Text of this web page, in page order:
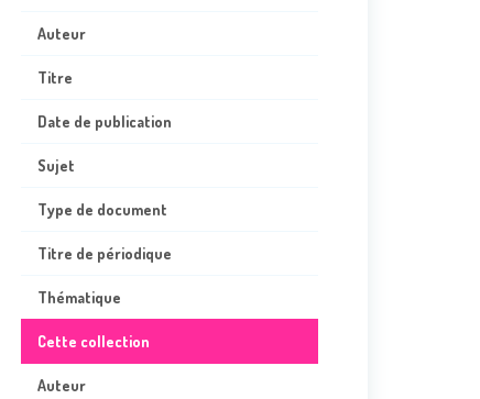
Auteur
Titre
Date de publication
Sujet
Type de document
Titre de périodique
Thématique
Cette collection
Auteur